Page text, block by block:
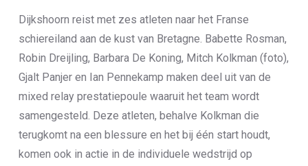
Dijkshoorn reist met zes atleten naar het Franse
schiereiland aan de kust van Bretagne. Babette Rosman,
Robin Dreijling, Barbara De Koning, Mitch Kolkman (foto),
Gjalt Panjer en Ian Pennekamp maken deel uit van de
mixed relay prestatiepoule waaruit het team wordt
samengesteld. Deze atleten, behalve Kolkman die
terugkomt na een blessure en het bij één start houdt,
komen ook in actie in de individuele wedstrijd op